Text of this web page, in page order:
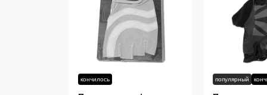
кончилось популярный